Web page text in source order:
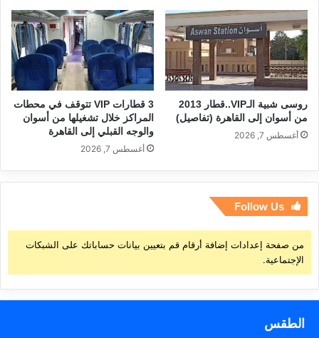
روسى شبية الـVIP..قطار 2013
من أسوان إلى القاهرة (تفاصيل)
أغسطس 7, 2026
3 قطارات VIP تتوقف في محطات
المراكز خلال تشغيلها من أسوان
والوجه القبلي إلى القاهرة
أغسطس 7, 2026
Follow Us
من صفحة إعدادات إضافة أرقام قم بتعيين بيانات حساباتك على الشبكات
الإجتماعية.
الطقس